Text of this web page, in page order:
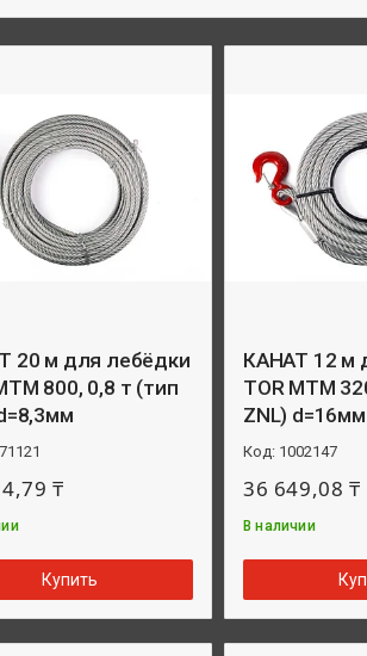
20 м для лебёдки
800, 0,8 т (тип
₸
Купить
КАНАТ 12 м
TOR МТМ
ZNL) d=16мм
1002147
36 649,08 ₸
В наличии